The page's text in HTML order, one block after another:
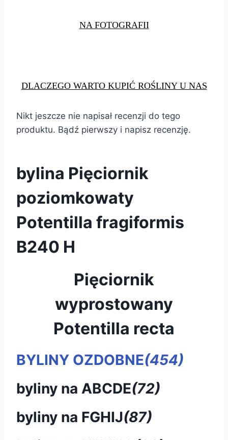
NA FOTOGRAFII
DLACZEGO WARTO KUPIĆ ROŚLINY U NAS
Nikt jeszcze nie napisał recenzji do tego
produktu. Bądź pierwszy i napisz recenzję.
bylina Pięciornik
poziomkowaty
Potentilla fragiformis
B240 H
Pięciornik
wyprostowany
Potentilla recta
BYLINY OZDOBNE(454)
byliny na ABCDE(72)
byliny na FGHIJ(87)